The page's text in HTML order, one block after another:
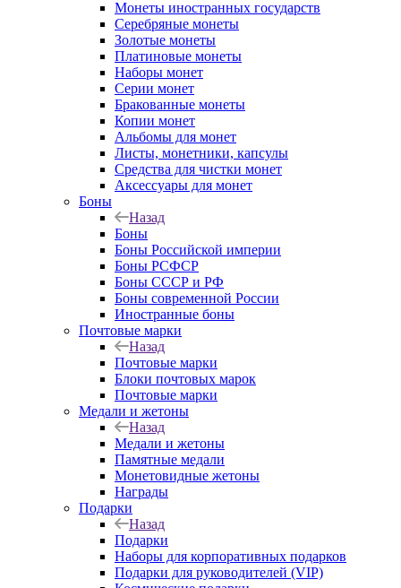
Монеты иностранных государств
Серебряные монеты
Золотые монеты
Платиновые монеты
Наборы монет
Серии монет
Бракованные монеты
Копии монет
Альбомы для монет
Листы, монетники, капсулы
Средства для чистки монет
Аксессуары для монет
Боны
Назад
Боны
Боны Российской империи
Боны РСФСР
Боны СССР и РФ
Боны современной России
Иностранные боны
Почтовые марки
Назад
Почтовые марки
Блоки почтовых марок
Почтовые марки
Медали и жетоны
Назад
Медали и жетоны
Памятные медали
Монетовидные жетоны
Награды
Подарки
Назад
Подарки
Наборы для корпоративных подарков
Подарки для руководителей (VIP)